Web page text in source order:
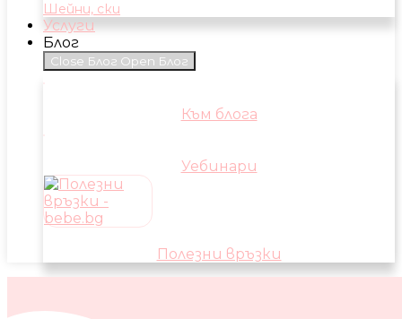
Шейни, ски
Услуги
Блог
Close Блог Open Блог
Към блога
Уебинари
Полезни връзки